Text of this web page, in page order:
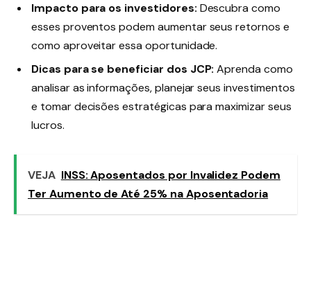
Impacto para os investidores: Descubra como
esses proventos podem aumentar seus retornos e
como aproveitar essa oportunidade.
Dicas para se beneficiar dos JCP: Aprenda como
analisar as informações, planejar seus investimentos
e tomar decisões estratégicas para maximizar seus
lucros.
VEJA INSS: Aposentados por Invalidez Podem
Ter Aumento de Até 25% na Aposentadoria